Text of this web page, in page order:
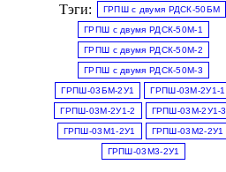
Тэги: ГРПШ с двумя РДСК-50БМ
ГРПШ с двумя РДСК-50М-1
ГРПШ с двумя РДСК-50М-2
ГРПШ с двумя РДСК-50М-3
ГРПШ-03БМ-2У1 ГРПШ-03М-2У1-1
ГРПШ-03М-2У1-2 ГРПШ-03М-2У1-3
ГРПШ-03М1-2У1 ГРПШ-03М2-2У1
ГРПШ-03М3-2У1